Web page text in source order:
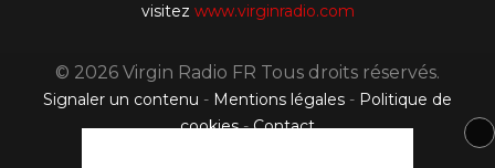
visitez www.virginradio.com
© 2026 Virgin Radio FR Tous droits réservés.
Signaler un contenu - Mentions légales - Politique de
cookies-Contact